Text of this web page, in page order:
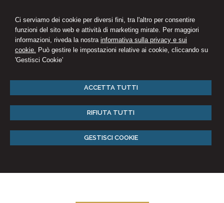
Ci serviamo dei cookie per diversi fini, tra l'altro per consentire
funzioni del sito web e attività di marketing mirate. Per maggiori
informazioni, riveda la nostra informativa sulla privacy e sui
cookie. Può gestire le impostazioni relative ai cookie, cliccando su
'Gestisci Cookie'
ACCETTA TUTTI
RIFIUTA TUTTI
GESTISCI COOKIE